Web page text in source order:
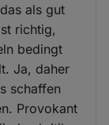
als gut
richtig,
bedingt
Ja, daher
schaffen
Provokant